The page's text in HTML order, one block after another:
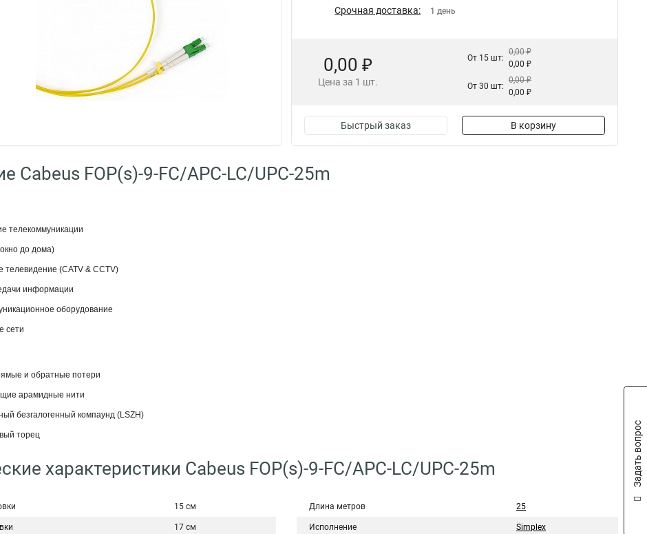
Срочная доставка: 1 день
0,00 ₽
Цена за 1 шт.
От 15 шт:
0,00 ₽
0,00 ₽
От 30 шт:
0,00 ₽
0,00 ₽
Быстрый заказ В корзину
Cabeus FOP(s)-9-FC/APC-LC/UPC-25m
телекоммуникации
до дома)
телевидение (CATV & CCTV)
информации
оборудование
сети
и обратные потери
арамидные нити
безгалогенный компаунд (LSZH)
торец
характеристики Cabeus FOP(s)-9-FC/APC-LC/UPC-25m
15 см
17 см
Длина метров 25
Исполнение Simplex
Задать вопрос